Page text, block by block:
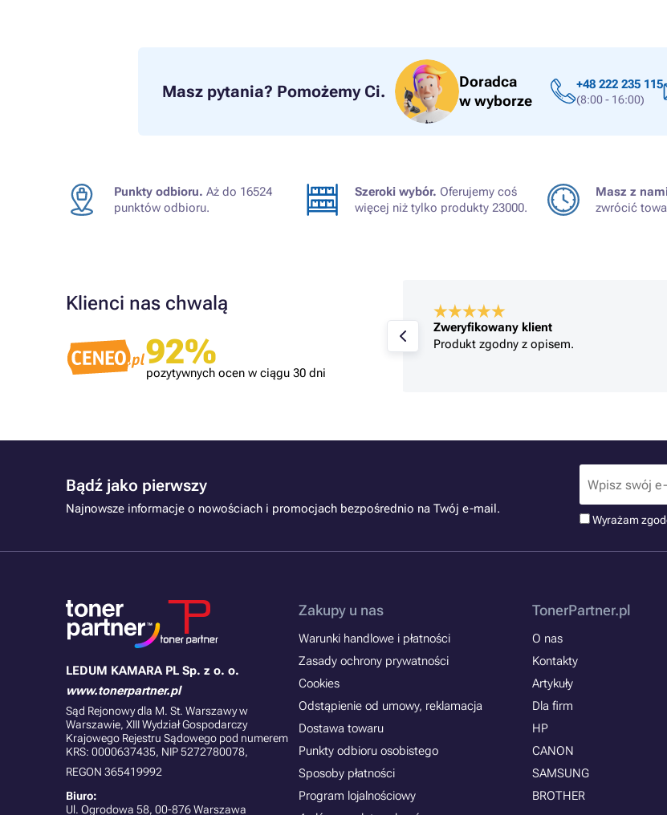
Masz pytania? Pomożemy Ci.
Doradca
w wyborze
+48 222 235 115
(8:00 - 16:00)
Punkty odbioru. Aż do 16524
punktów odbioru.
Szeroki wybór. Oferujemy coś
więcej niż tylko produkty 23000.
Masz z
zwrócić
Klienci nas chwalą
92%
pozytywnych ocen w ciągu 30 dni
Zweryfikowany klient
Jestem zadowolony
Bądź jako pierwszy
Najnowsze informacje o nowościach i promocjach bezpośrednio na Twój e-mail.
Wyrażam
LEDUM KAMARA PL Sp. z o. o.
www.tonerpartner.pl
Sąd Rejonowy dla M. St. Warszawy w
Warszawie, XIII Wydział Gospodarczy
Krajowego Rejestru Sądowego pod numerem
KRS: 0000637435, NIP 5272780078,
REGON 365419992
Biuro:
Ul. Ogrodowa 58, 00-876 Warszawa
Zakupy u nas
Warunki handlowe i płatności
Zasady ochrony prywatności
Cookies
Odstąpienie od umowy, reklamacja
Dostawa towaru
Punkty odbioru osobistego
Sposoby płatności
Program lojalnościowy
TonerPartner.pl
O nas
Kontakty
Artykuły
Dla firm
HP
CANON
SAMSUNG
BROTHER